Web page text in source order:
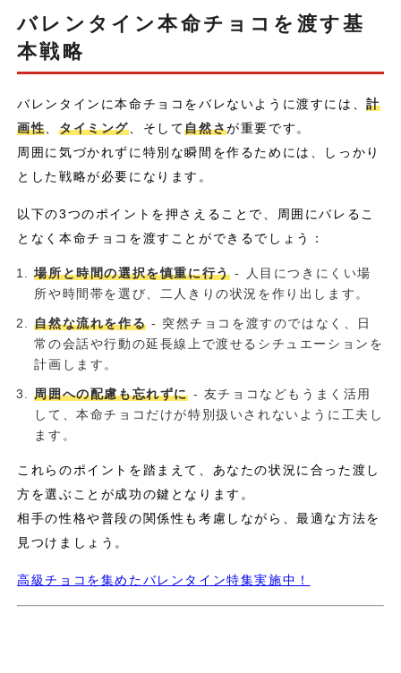
バレンタイン本命チョコを渡す基
本戦略
バレンタインに本命チョコをバレないように渡すには、計
画性、 タイミング、そして自然さが重要です。
周囲に気づかれずに特別な瞬間を作るためには、しっかり
とした戦略が必要になります。
以下の3つのポイントを押さえることで、周囲にバレるこ
となく本命チョコを渡すことができるでしょう：
場所と時間の選択を慎重に行う- 人目につきにくい場
所や時間帯を選び、二人きりの状況を作り出します。
自然な流れを作る - 突然チョコを渡すのではなく、日
常の会話や行動の延長線上で渡せるシチュエーションを
計画します。
周囲への配慮も忘れずに- 友チョコなどもうまく活用
して、本命チョコだけが特別扱いされないように工夫し
ます。
これらのポイントを踏まえて、あなたの状況に合った渡し
方を選ぶことが成功の鍵となります。
相手の性格や普段の関係性も考慮しながら、最適な方法を
見つけましょう。
高級チョコを集めたバレンタイン特集実施中！